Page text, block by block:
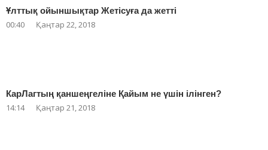
Ұлттық ойыншықтар Жетісуға да жетті
00:40 Қаңтар 22, 2018
КарЛагтың қаншеңгеліне Қайым не үшін ілінген?
14:14 Қаңтар 21, 2018